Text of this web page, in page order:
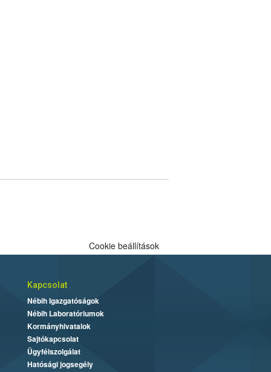
Cookie beállítások
Kapcsolat
Nébih Igazgatóságok
Nébih Laboratóriumok
Kormányhivatalok
Sajtókapcsolat
Ügyfélszolgálat
Hatósági jogsegély